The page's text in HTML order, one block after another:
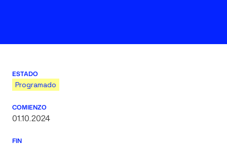
ESTADO
Programado
COMIENZO
01.10.2024
FIN